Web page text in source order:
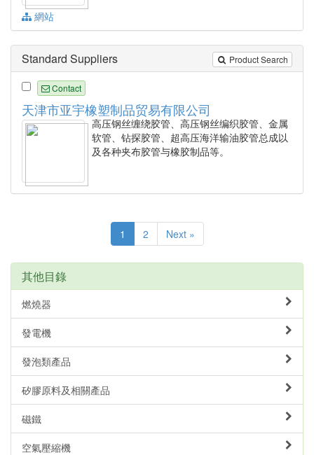
網站
Product Search
Standard Suppliers
Contact
天津市亚宇橡塑制品贸易有限公司
高压钢丝缠绕胶管、高压钢丝编织胶管、金属
软管、钻探胶管、超高压海洋输油胶管总成以
及各种夹布胶管与橡胶制品等。
1 2 Next »
其他目錄
燃燒器
發電機
發泡類產品
矽膠原料及相關產品
磁鐵
空氣壓縮機